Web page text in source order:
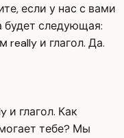
если у нас с вами
будет следующая:
really и глагол. Да.
и глагол. Как
тебе? Мы